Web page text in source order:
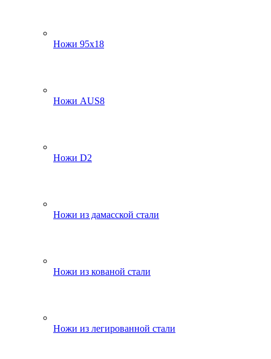
Ножи 95х18
Ножи AUS8
Ножи D2
Ножи из дамасской стали
Ножи из кованой стали
Ножи из легированной стали